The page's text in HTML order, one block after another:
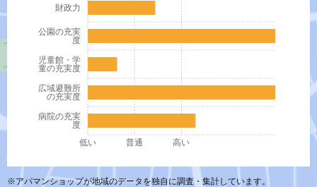
病院の充実
度
広域避難所
の充実度
児童館・学
童の充実度
公園の充実
度
財政力
低い 普通 高い
※アパマンショップが地域のデータを独自に調査・集計しています。